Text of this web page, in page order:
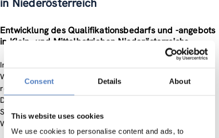
Consent Details About
This website uses cookies
We use cookies to personalise content and ads, to
in Niederösterreich
Entwicklung des Qualifikationsbedarfs und -angebots
in Klein- und Mittelbetrieben Niederösterreichs
In dieser Untersuchung wurde erhoben, welche
Weiterbildungsmöglichkeiten in Niederösterreich durch
regionale Qualifizierungseinrichtungen angeboten werden.
Daraus abgeleitet wurden Empfehlungen für alternative
Strategien zur verbesserten Kooperation zwischen den
Weiterbildungsinstitutionen und Klein- und Mittelbetrieben.